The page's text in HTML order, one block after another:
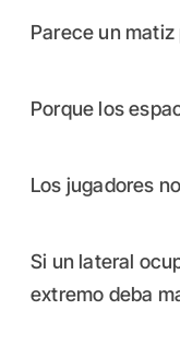
Parece un
Porque los
Los jugadores
Si un lateral
extremo deba